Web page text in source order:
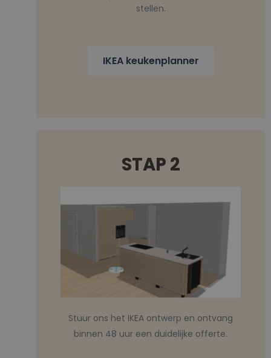
stellen.
IKEA keukenplanner
STAP 2
Stuur ons het IKEA ontwerp en ontvang
binnen 48 uur een duidelijke offerte.